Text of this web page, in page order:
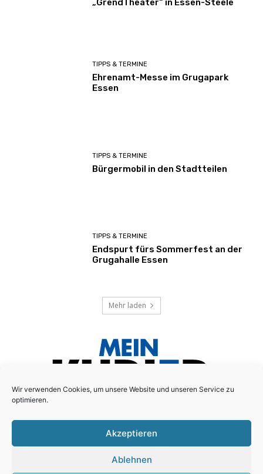
Wir verwenden Cookies, um unsere Website und unseren Service zu
optimieren.
Akzeptieren
Ablehnen
„GrendTheater“ in Essen-Steele
TIPPS & TERMINE
Ehrenamt-Messe im Grugapark
Essen
TIPPS & TERMINE
Bürgermobil in den Stadtteilen
TIPPS & TERMINE
Endspurt fürs Sommerfest an der
Grugahalle Essen
Mehr laden
Schreiben Sie uns:redaktion@mein-kurier.ruhr